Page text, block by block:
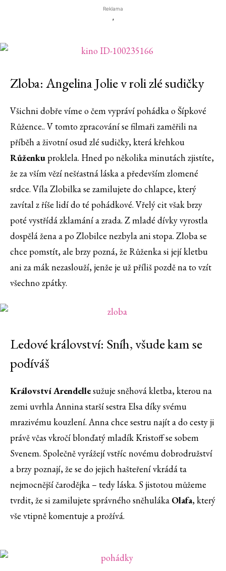
Reklama
'
Zloba: Angelina Jolie v roli zlé sudičky
Všichni dobře víme o čem vypráví pohádka o Šípkové
Růžence.. V tomto zpracování se filmaři zaměřili na
příběh a životní osud zlé sudičky, která křehkou
Růženkuproklela. Hned po několika minutách zjistíte,
že za vším vězí nešťastná láska a především zlomené
srdce. Víla Zlobilka se zamilujete do chlapce, který
zavítal z říše lidí do té pohádkové. Vřelý cit však brzy
poté vystřídá zklamání a zrada. Z mladé dívky vyrostla
dospělá žena a po Zlobilce nezbyla ani stopa. Zloba se
chce pomstít, ale brzy pozná, že Růženka si její kletbu
ani za mák nezaslouží, jenže je už příliš pozdě na to vzít
všechno zpátky.
Ledové království: Sníh, všude kam se
podíváš
Království Arendellesužuje sněhová kletba, kterou na
zemi uvrhla Annina starší sestra Elsa díky svému
mrazivému kouzlení. Anna chce sestru najít a do cesty ji
právě včas vkročí blonďatý mladík Kristoff se sobem
Svenem. Společně vyrážejí vstříc novému dobrodružství
a brzy poznají, že se do jejich hašteření vkrádá ta
nejmocnější čarodějka – tedy láska. S jistotou můžeme
tvrdit, že si zamilujete správného sněhuláka Olafa, který
vše vtipně komentuje a prožívá.